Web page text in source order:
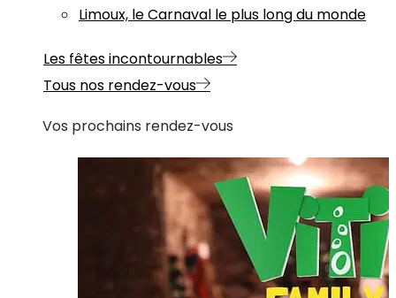
Limoux, le Carnaval le plus long du monde
Les fêtes incontournables
Tous nos rendez-vous
Vos prochains rendez-vous